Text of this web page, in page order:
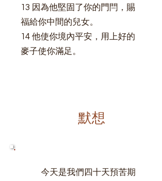
13 因為他堅固了你的門閂，賜
福給你中間的兒女。
14 他使你境內平安，用上好的
麥子使你滿足。
默想
今天是我們四十天預苦期